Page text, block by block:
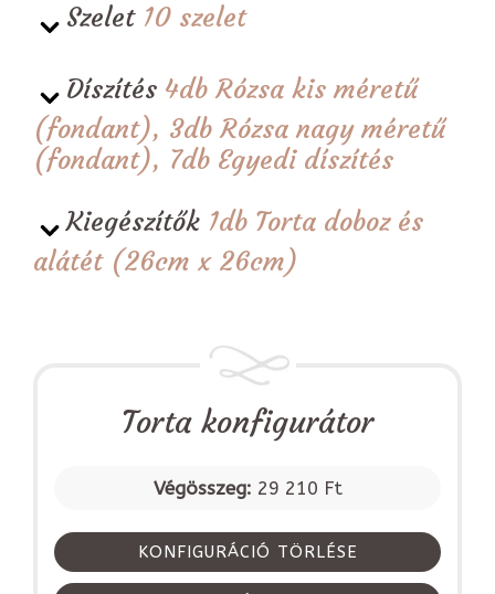
Szelet 10 szelet
Díszítés 4db Rózsa kis méretű
(fondant), 3db Rózsa nagy méretű
(fondant), 7db Egyedi díszítés
Kiegészítők 1db Torta doboz és
alátét (26cm x 26cm)
Torta konfigurátor
Végösszeg: 29 210 Ft
KONFIGURÁCIÓ TÖRLÉSE